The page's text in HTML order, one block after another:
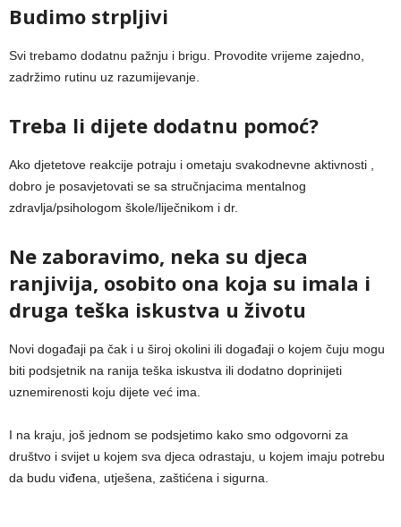
Budimo strpljivi
Svi trebamo dodatnu pažnju i brigu. Provodite vrijeme zajedno,
zadržimo rutinu uz razumijevanje.
Treba li dijete dodatnu pomoć?
Ako djetetove reakcije potraju i ometaju svakodnevne aktivnosti ,
dobro je posavjetovati se sa stručnjacima mentalnog
zdravlja/psihologom škole/liječnikom i dr.
Ne zaboravimo, neka su djeca
ranjivija, osobito ona koja su imala i
druga teška iskustva u životu
Novi događaji pa čak i u široj okolini ili događaji o kojem čuju mogu
biti podsjetnik na ranija teška iskustva ili dodatno doprinijeti
uznemirenosti koju dijete već ima.
I na kraju, još jednom se podsjetimo kako smo odgovorni za
društvo i svijet u kojem sva djeca odrastaju, u kojem imaju potrebu
da budu viđena, utješena, zaštićena i sigurna.